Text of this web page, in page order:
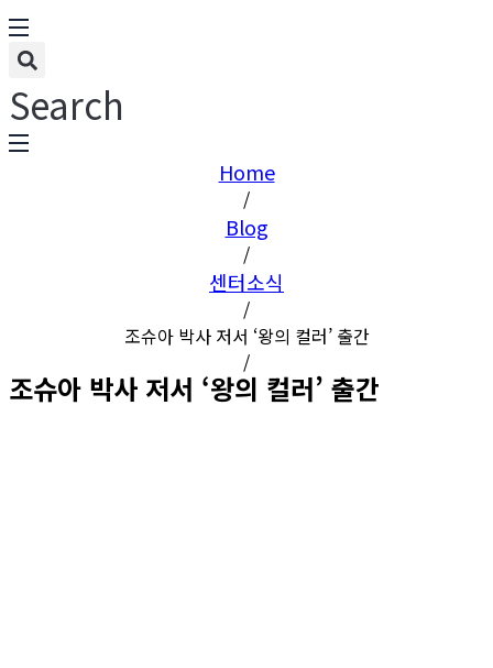
Search
Home
/
Blog
/
센터소식
/
조슈아 박사 저서 ‘왕의 컬러’ 출간
/
조슈아 박사 저서 ‘왕의 컬러’ 출간